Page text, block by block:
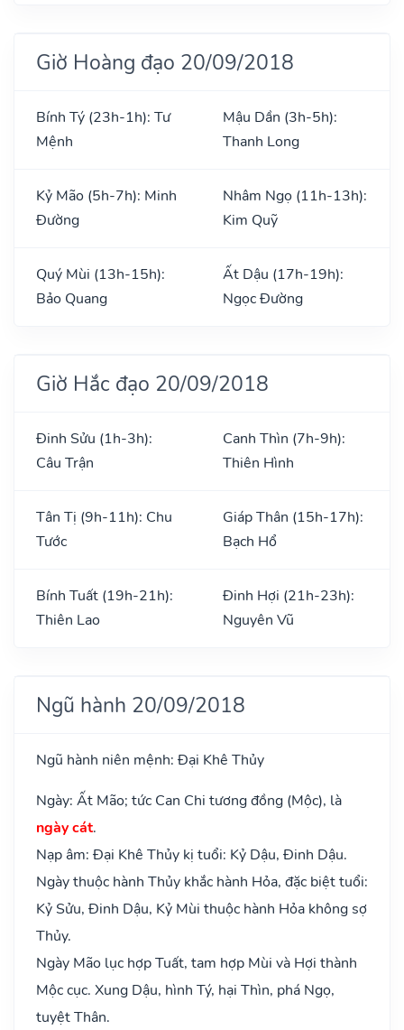
Giờ Hoàng đạo 20/09/2018
Bính Tý (23h-1h): Tư
Mệnh
Mậu Dần (3h-5h):
Thanh Long
Kỷ Mão (5h-7h): Minh
Đường
Nhâm Ngọ (11h-13h):
Kim Quỹ
Quý Mùi (13h-15h):
Bảo Quang
Ất Dậu (17h-19h):
Ngọc Đường
Giờ Hắc đạo 20/09/2018
Đinh Sửu (1h-3h):
Câu Trận
Canh Thìn (7h-9h):
Thiên Hình
Tân Tị (9h-11h): Chu
Tước
Giáp Thân (15h-17h):
Bạch Hổ
Bính Tuất (19h-21h):
Thiên Lao
Đinh Hợi (21h-23h):
Nguyên Vũ
Ngũ hành 20/09/2018
Ngũ hành niên mệnh: Đại Khê Thủy
Ngày: Ất Mão; tức Can Chi tương đồng (Mộc), là
ngày cát.
Nạp âm: Đại Khê Thủy kị tuổi: Kỷ Dậu, Đinh Dậu.
Ngày thuộc hành Thủy khắc hành Hỏa, đặc biệt tuổi:
Kỷ Sửu, Đinh Dậu, Kỷ Mùi thuộc hành Hỏa không sợ
Thủy.
Ngày Mão lục hợp Tuất, tam hợp Mùi và Hợi thành
Mộc cục. Xung Dậu, hình Tý, hại Thìn, phá Ngọ,
tuyệt Thân.